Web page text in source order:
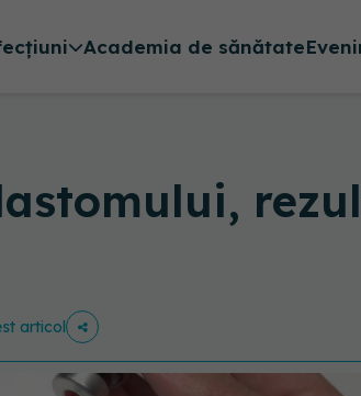
Academia de sănătate
articol